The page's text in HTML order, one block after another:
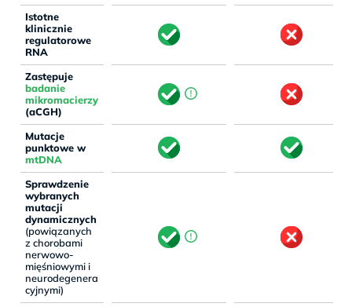
Istotne
klinicznie
regulatorowe
RNA
Zastępuje
badanie
mikromacierzy
(aCGH)
Mutacje
punktowe w
mtDNA
Sprawdzenie
wybranych
mutacji
dynamicznych
(powiązanych
z chorobami
nerwowo-
mięśniowymi i
neurodegenera
cyjnymi)